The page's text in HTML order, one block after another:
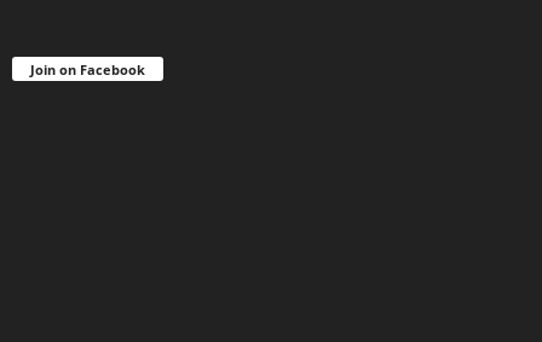
Join on Facebook